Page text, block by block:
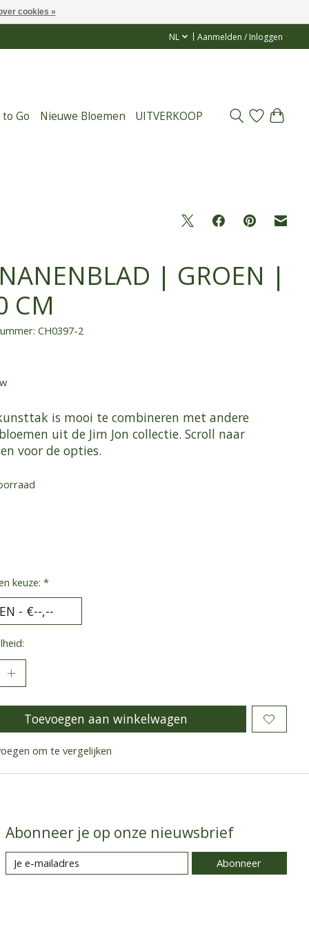
NL Aanmelden / Inloggen
Go Nieuwe Bloemen UITVERKOOP
| GROEN |
CM
CH0397-2
is mooi te combineren met andere
uit de Jim Jon collectie. Scroll naar
voor de opties.
keuze: *
Toevoegen aan winkelwagen
om te vergelijken
Abonneer je op onze nieuwsbrief
Abonneer
cookies »